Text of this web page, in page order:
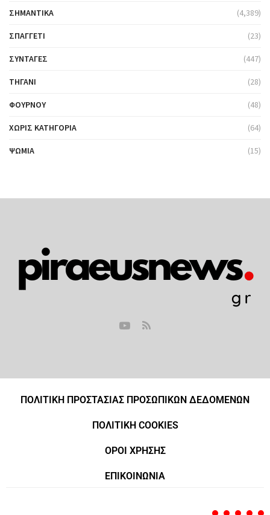
ΣΗΜΑΝΤΙΚΆ (4,389)
ΣΠΑΓΓΈΤΙ (23)
ΣΥΝΤΑΓΈΣ (447)
ΤΗΓΆΝΙ (28)
ΦΟΎΡΝΟΥ (48)
ΧΩΡΊΣ ΚΑΤΗΓΟΡΊΑ (64)
ΨΩΜΙΆ (15)
ΠΟΛΙΤΙΚΗ ΠΡΟΣΤΑΣΙΑΣ ΠΡΟΣΩΠΙΚΩΝ ΔΕΔΟΜΕΝΩΝ
ΠΟΛΙΤΙΚΗ COOKIES
ΟΡΟΙ ΧΡΗΣΗΣ
ΕΠΙΚΟΙΝΩΝΙΑ